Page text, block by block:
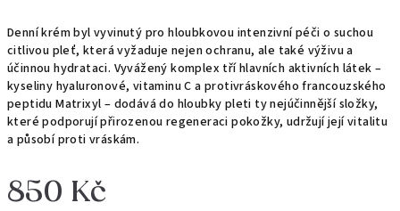
Denní krém byl vyvinutý pro hloubkovou intenzivní péči o suchou
citlivou pleť, která vyžaduje nejen ochranu, ale také výživu a
účinnou hydrataci. Vyvážený komplex tří hlavních aktivních látek –
kyseliny hyaluronové, vitaminu C a protivráskového francouzského
peptidu Matrixyl – dodává do hloubky pleti ty nejúčinnější složky,
které podporují přirozenou regeneraci pokožky, udržují její vitalitu
a působí proti vráskám.
850 Kč